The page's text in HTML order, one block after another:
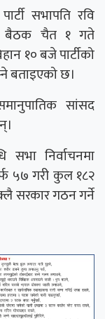
सभापति रवि
बैठक चैत १ गते
१० बजे पार्टीको
बताइएको छ।
सांसद
सभा निर्वाचनमा
५७ गरी कुल १८२
सरकार गठन गर्ने